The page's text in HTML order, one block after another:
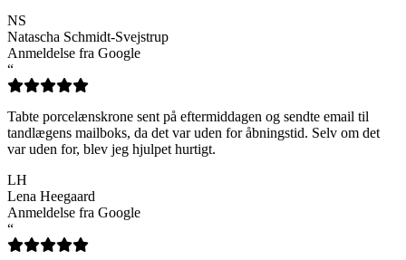
NS
Natascha Schmidt-Svejstrup
Anmeldelse fra Google
“
Tabte porcelænskrone sent på eftermiddagen og sendte email til
tandlægens mailboks, da det var uden for åbningstid. Selv om det
var uden for, blev jeg hjulpet hurtigt.
LH
Lena Heegaard
Anmeldelse fra Google
“